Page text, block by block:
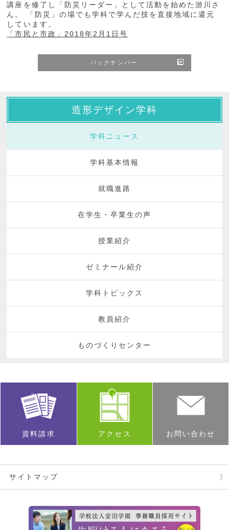
講座を修了し「防災リーダー」として活動を始めた游川さ
ん。 「防災」の場でも学科で学んだ技を直接地域に還元
しています。
「市民と市政」2018年2月1日号
バックナンバー
造形デザイン学科
学科ニュース
学科基本情報
就職進路
在学生・卒業生の声
授業紹介
ゼミナール紹介
学科トピックス
教員紹介
ものづくりセンター
資料請求 アクセス お問い合わせ
サイトマップ